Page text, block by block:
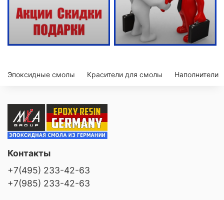
Эпоксидные смолы Красители для смолы Наполнители
Контакты
+7(495) 233-42-63
+7(985) 233-42-63